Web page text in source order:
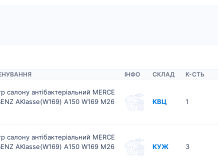
ІНФО СКЛАД К-CТЬ
салону антібактеріальний MERCE
AKlasse(W169) A150 W169 M26
КВЦ 1
салону антібактеріальний MERCE
AKlasse(W169) A150 W169 M26
КУЖ 3